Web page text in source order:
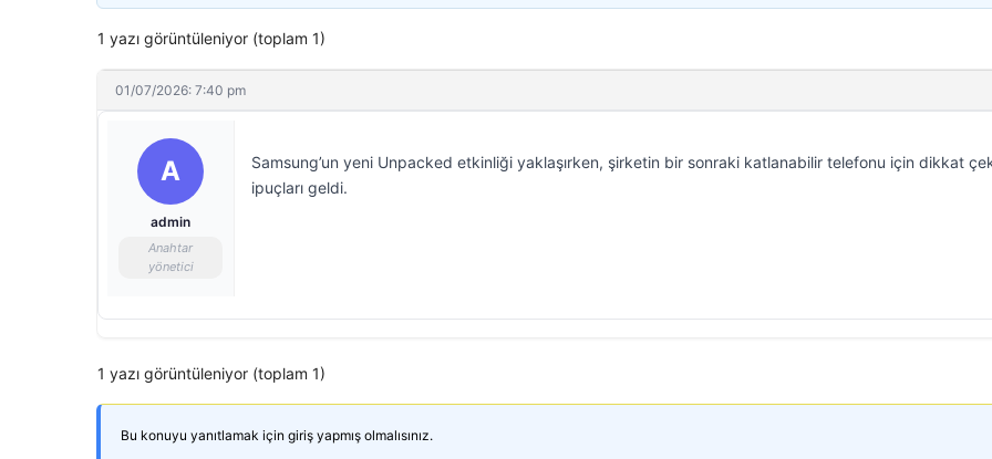
1 yazı görüntüleniyor (toplam 1)
01/07/2026: 7:40 pm
A
admin
Anahtar
yönetici
Samsung’un yeni Unpacked etkinliği yaklaşırken, şirketin bir sonraki katlanabilir telefonu için dikkat
ipuçları geldi.
1 yazı görüntüleniyor (toplam 1)
Bu konuyu yanıtlamak için giriş yapmış olmalısınız.